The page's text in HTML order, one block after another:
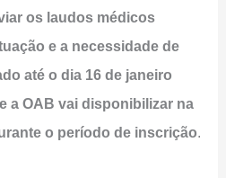
os laudos médicos
e a necessidade de
até o dia 16 de janeiro
a OAB vai disponibilizar na
o período de inscrição.